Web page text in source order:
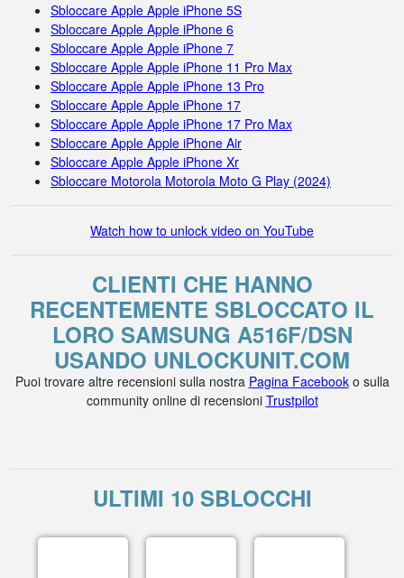
Sbloccare Apple Apple iPhone 5S
Sbloccare Apple Apple iPhone 6
Sbloccare Apple Apple iPhone 7
Sbloccare Apple Apple iPhone 11 Pro Max
Sbloccare Apple Apple iPhone 13 Pro
Sbloccare Apple Apple iPhone 17
Sbloccare Apple Apple iPhone 17 Pro Max
Sbloccare Apple Apple iPhone Air
Sbloccare Apple Apple iPhone Xr
Sbloccare Motorola Motorola Moto G Play (2024)
Watch how to unlock video on YouTube
CLIENTI CHE HANNO
RECENTEMENTE SBLOCCATO IL
LORO SAMSUNG A516F/DSN
USANDO UNLOCKUNIT.COM
Puoi trovare altre recensioni sulla nostra Pagina Facebooko sulla
community online di recensioni Trustpilot
ULTIMI 10 SBLOCCHI